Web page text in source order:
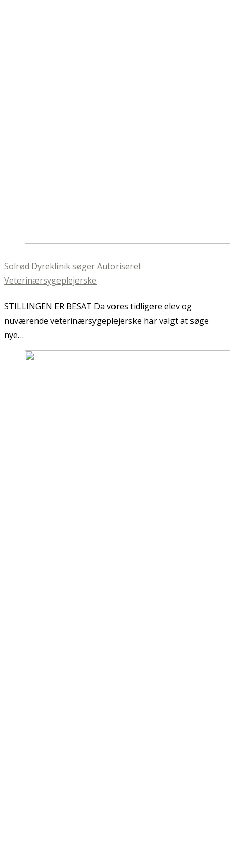
Solrød Dyreklinik søger Autoriseret
Veterinærsygeplejerske
STILLINGEN ER BESAT Da vores tidligere elev og
nuværende veterinærsygeplejerske har valgt at søge
nye…